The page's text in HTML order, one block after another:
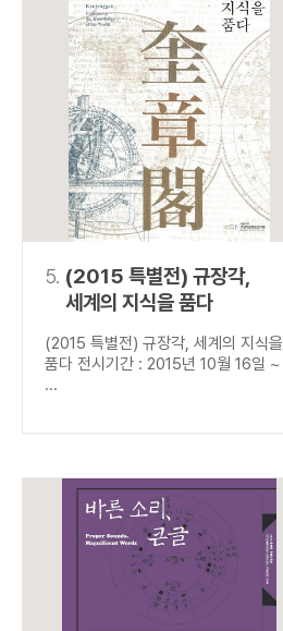
5. (2015 특별전) 규장각,
세계의 지식을 품다
(2015 특별전) 규장각, 세계의 지식을
품다 전시기간 : 2015년 10월 16일 ~
...